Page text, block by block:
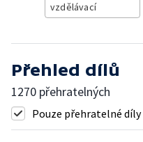
vzdělávací
Přehled dílů
1270 přehratelných
Pouze přehratelné díly